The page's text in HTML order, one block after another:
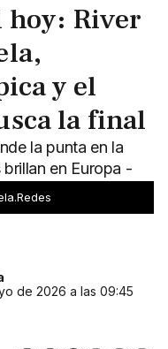
hoy: River
y el
la final
la punta en la
en Europa -
definiciones
de 2026 a las 09:45